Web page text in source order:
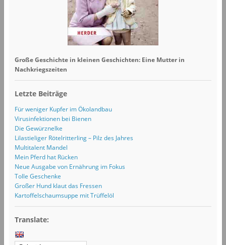
Große Geschichte in kleinen Geschichten: Eine Mutter in
Nachkriegszeiten
Letzte Beiträge
Für weniger Kupfer im Ökolandbau
Virusinfektionen bei Bienen
Die Gewürznelke
Lilastieliger Rötelritterling – Pilz des Jahres
Multitalent Mandel
Mein Pferd hat Rücken
Neue Ausgabe von Ernährung im Fokus
Tolle Geschenke
Großer Hund klaut das Fressen
Kartoffelschaumsuppe mit Trüffelöl
Translate: